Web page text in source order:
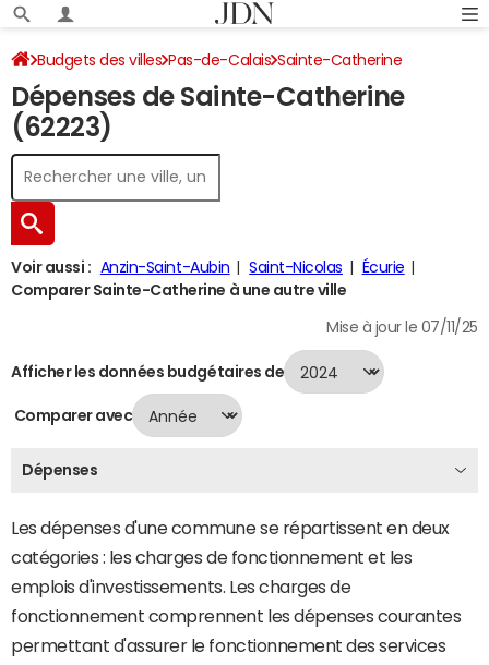
Budgets des villes Pas-de-Calais Sainte-Catherine
Dépenses 2024
Dépenses de Sainte-Catherine
(62223)
Voir aussi : Anzin-Saint-Aubin Saint-Nicolas
Écurie
Comparer Sainte-Catherine à une autre ville
Mise à jour le 07/11/25
Afficher les données budgétaires de
Comparer avec
Dépenses
Les dépenses d'une commune se répartissent en deux
catégories : les charges de fonctionnement et les
emplois d'investissements. Les charges de
fonctionnement comprennent les dépenses courantes
permettant d'assurer le fonctionnement des services